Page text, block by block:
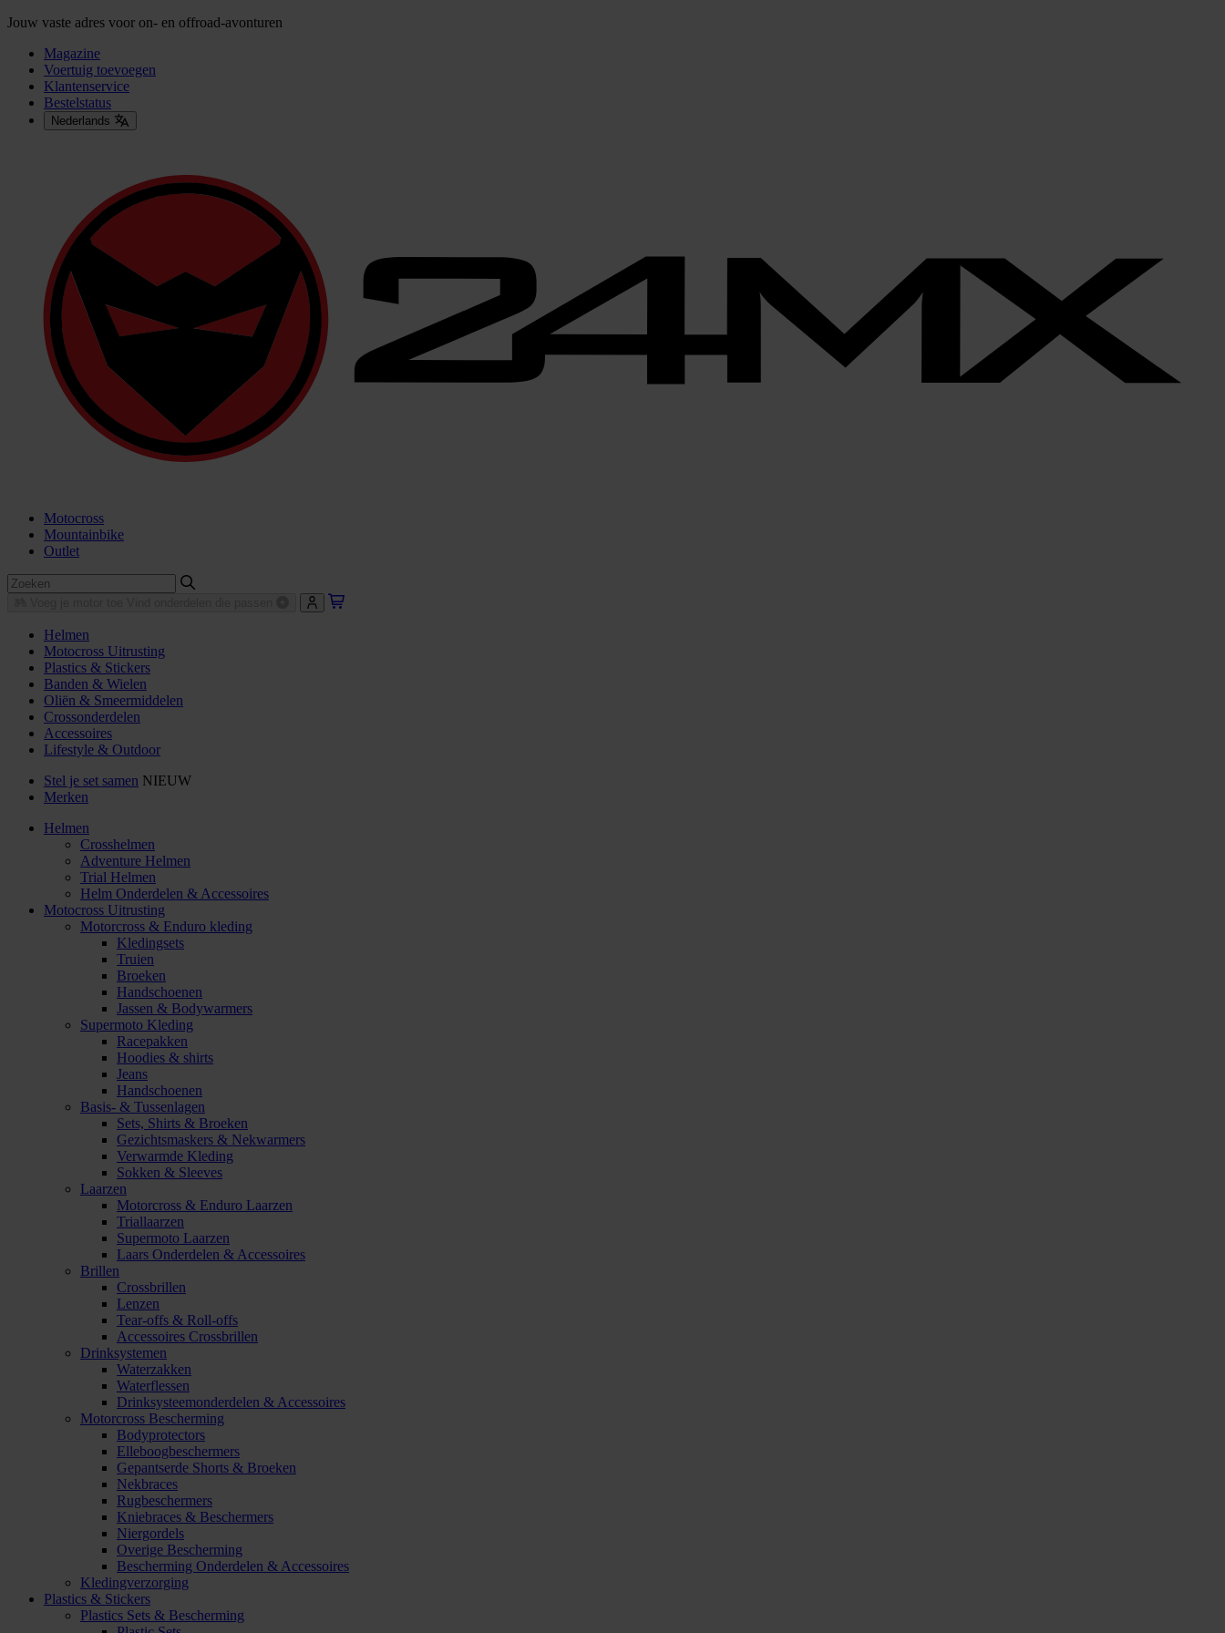
Jouw vaste adres voor on- en offroad-avonturen
Magazine
Voertuig toevoegen
Klantenservice
Bestelstatus
Nederlands
Motocross
Mountainbike
Outlet
Helmen
Motocross Uitrusting
Plastics & Stickers
Banden & Wielen
Oliën & Smeermiddelen
Crossonderdelen
Accessoires
Lifestyle & Outdoor
Stel je set samen NIEUW
Merken
Helmen
Crosshelmen
Adventure Helmen
Trial Helmen
Helm Onderdelen & Accessoires
Motocross Uitrusting
Motorcross & Enduro kleding
Kledingsets
Truien
Broeken
Handschoenen
Jassen & Bodywarmers
Supermoto Kleding
Racepakken
Hoodies & shirts
Jeans
Handschoenen
Basis- & Tussenlagen
Sets, Shirts & Broeken
Gezichtsmaskers & Nekwarmers
Verwarmde Kleding
Sokken & Sleeves
Laarzen
Motorcross & Enduro Laarzen
Triallaarzen
Supermoto Laarzen
Laars Onderdelen & Accessoires
Brillen
Crossbrillen
Lenzen
Tear-offs & Roll-offs
Accessoires Crossbrillen
Drinksystemen
Waterzakken
Waterflessen
Drinksysteemonderdelen & Accessoires
Motorcross Bescherming
Bodyprotectors
Elleboogbeschermers
Gepantserde Shorts & Broeken
Nekbraces
Rugbeschermers
Kniebraces & Beschermers
Niergordels
Overige Bescherming
Bescherming Onderdelen & Accessoires
Kledingverzorging
Plastics & Stickers
Plastics Sets & Bescherming